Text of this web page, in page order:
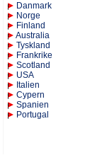
Danmark
Norge
Finland
Australia
Tyskland
Frankrike
Scotland
USA
Italien
Cypern
Spanien
Portugal